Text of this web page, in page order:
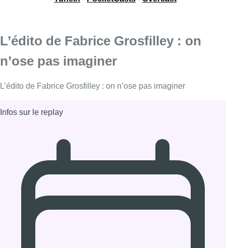
L’édito de Fabrice Grosfilley : on
n’ose pas imaginer
L’édito de Fabrice Grosfilley : on n’ose pas imaginer